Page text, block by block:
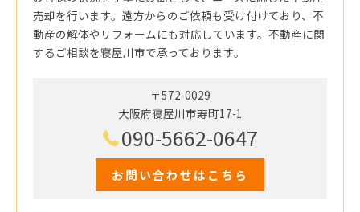
売却を行います。遠方からのご依頼も受け付けており、不
動産の解体やリフォームにも対応しています。不動産に関
するご相談を寝屋川市で承っております。
〒572-0029
大阪府寝屋川市寿町17-1
090-5662-0647
お問い合わせはこちら